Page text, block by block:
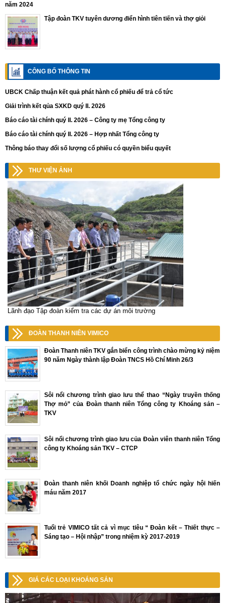
năm 2024
Tập đoàn TKV tuyên dương điển hình tiên tiến và thợ giỏi
CÔNG BỐ THÔNG TIN
UBCK Chấp thuận kết quả phát hành cổ phiếu để trả cổ tức
Giải trình kết qủa SXKD quý II. 2026
Báo cáo tài chính quý II. 2026 – Công ty mẹ Tổng công ty
Báo cáo tài chính quý II. 2026 – Hợp nhất Tổng công ty
Thông báo thay đổi số lượng cổ phiếu có quyền biểu quyết
THƯ VIỆN ẢNH
Lãnh đạo Tập đoàn kiểm tra các dự án môi trường
ĐOÀN THANH NIÊN VIMICO
Đoàn Thanh niên TKV gắn biển công trình chào mừng kỷ niệm
90 năm Ngày thành lập Đoàn TNCS Hồ Chí Minh 26/3
Sôi nổi chương trình giao lưu thể thao “Ngày truyền thống
Thợ mỏ” của Đoàn thanh niên Tổng công ty Khoáng sản –
TKV
Sôi nổi chương trình giao lưu của Đoàn viên thanh niên Tổng
công ty Khoáng sản TKV – CTCP
Đoàn thanh niên khối Doanh nghiệp tổ chức ngày hội hiến
máu năm 2017
Tuổi trẻ VIMICO tất cả vì mục tiêu “ Đoàn kết – Thiết thực –
Sáng tạo – Hội nhập” trong nhiệm kỳ 2017-2019
GIÁ CÁC LOẠI KHOÁNG SẢN